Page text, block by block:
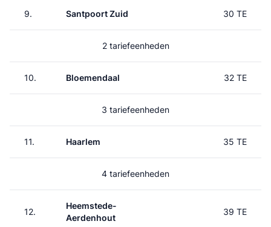
9. Santpoort Zuid 30 TE
2 tariefeenheden
10. Bloemendaal 32 TE
3 tariefeenheden
11. Haarlem 35 TE
4 tariefeenheden
12.
Heemstede-
Aerdenhout
39 TE